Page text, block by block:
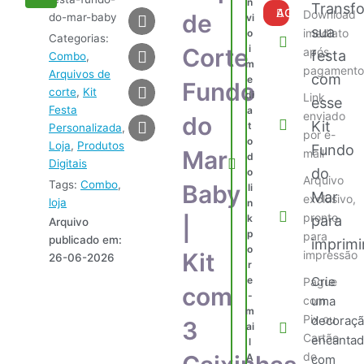
do-mar-baby
Categorias:
Combo,
Arquivos de
corte, Kit
Festa
Personalizada,
Loja, Produtos
Digitais
Tags: Combo,
loja
Arquivo
publicado em:
26-06-2026
de
Corte
Fundo
do
Mar
Baby
Kit
com
3
vi
o
i
m
e
di
a
t
o
d
o
li
n
k
p
o
r
e
-
m
ai
l
A
de
Corte
Fundo
Caixinhas
quantidade
COMPRAR AGORADownload
imediato
após
pagamento
Link
enviado
por e-
mail
Arquivo
exclusivo,
pronto
para
impressão
Pague
com
Pix ou
Cartão
de
sua
festa
com
esse
Kit
Fundo
do
Mar
para
Crie
uma
com